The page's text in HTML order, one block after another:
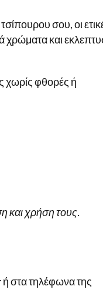
σου, οι
χρώματα και
χωρίς φθορές ή
και χρήση τους.
ή στα τηλέφωνα της